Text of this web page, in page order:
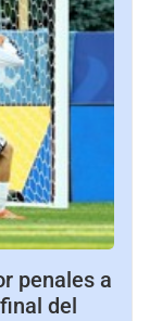
penales a
del